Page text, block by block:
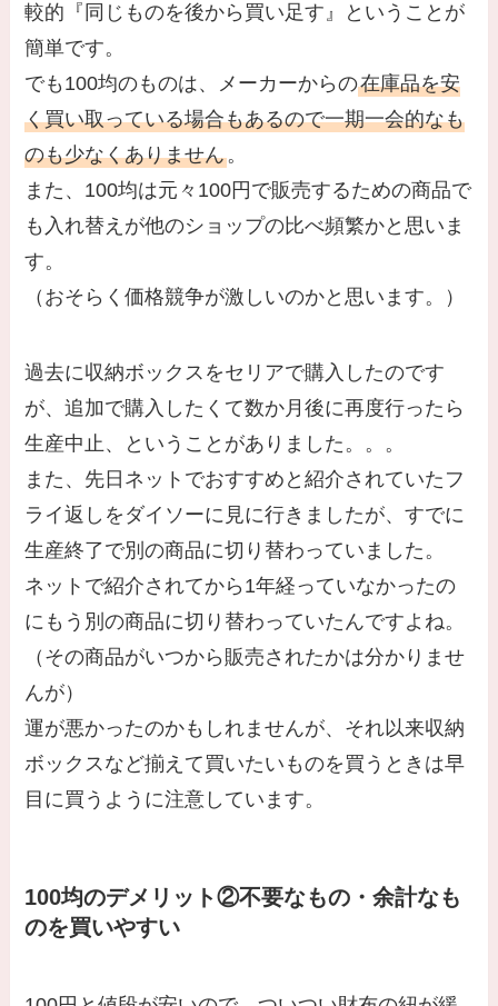
較的『同じものを後から買い足す』ということが
簡単です。
でも100均のものは、メーカーからの在庫品を安
く買い取っている場合もあるので一期一会的なも
のも少なくありません。
また、100均は元々100円で販売するための商品で
も入れ替えが他のショップの比べ頻繁かと思いま
す。
（おそらく価格競争が激しいのかと思います。）
過去に収納ボックスをセリアで購入したのです
が、追加で購入したくて数か月後に再度行ったら
生産中止、ということがありました。。。
また、先日ネットでおすすめと紹介されていたフ
ライ返しをダイソーに見に行きましたが、すでに
生産終了で別の商品に切り替わっていました。
ネットで紹介されてから1年経っていなかったの
にもう別の商品に切り替わっていたんですよね。
（その商品がいつから販売されたかは分かりませ
んが）
運が悪かったのかもしれませんが、それ以来収納
ボックスなど揃えて買いたいものを買うときは早
目に買うように注意しています。
100均のデメリット②不要なもの・余計なも
のを買いやすい